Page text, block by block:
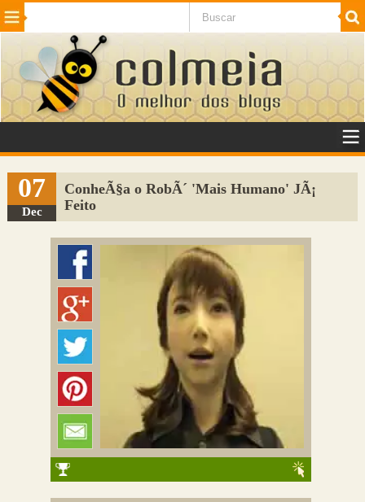
Beleza Cinema e TV
Internet Jogos NotÃ­cias SaÃºde
VeÃ­culos Adulto
Sugerir Link
Adicionar Blog
Colmeia Exchange
07
Dec
ConheÃ§a o RobÃ´ 'Mais Humano' JÃ¡
Feito